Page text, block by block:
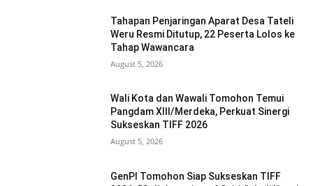
Tahapan Penjaringan Aparat Desa Tateli
Weru Resmi Ditutup, 22 Peserta Lolos ke
Tahap Wawancara
August 5, 2026
Wali Kota dan Wawali Tomohon Temui
Pangdam XIII/Merdeka, Perkuat Sinergi
Sukseskan TIFF 2026
August 5, 2026
GenPI Tomohon Siap Sukseskan TIFF